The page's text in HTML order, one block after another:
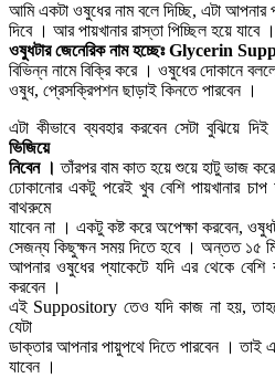
আমি একটা ওষুধের নাম বলে দিচ্ছি, এটা আপনার
দিবে । আর পায়খানার রাস্তা পিচ্ছিল হয়ে যাবে ।
ওষুধটার জেনেরিক নাম হচ্ছেঃ Glycerin
বিভিন্ন নামে বিক্রি করে । ওষুধের দোকানে
ওষুধ, প্রেসক্রিপশন ছাড়াই কিনতে পারবেন ।
এটা কীভাবে ব্যবহার করবেন সেটা বুঝিয়ে
ভিজিয়ে
নিবেন । তাঁরপর বাম কাত হয়ে শুয়ে হাটু ভাজ
ঢোকানোর একটু পরেই খুব বেশি পায়খানার
বাথরুমে
যাবেন না । একটু কষ্ট করে অপেক্ষা করবেন,
সেজন্য কিছুক্ষন সময় দিতে হবে । অন্তত ১৫
আপনার ওষুধের প্যাকেটে যদি এর থেকে
করবেন ।
এই Suppository তেও যদি কাজ না হয়,
যেটা
ডাক্তার আপনার পায়ুপথে দিতে পারবেন । তাই
যাবেন ।